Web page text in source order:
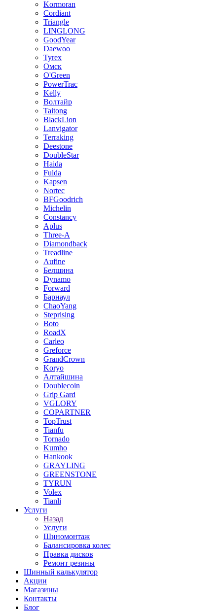
Kormoran
Cordiant
Triangle
LINGLONG
GoodYear
Daewoo
Tyrex
Омск
O'Green
PowerTrac
Kelly
Волтайр
Taitong
BlackLion
Lanvigator
Terraking
Deestone
DoubleStar
Haida
Fulda
Kapsen
Nortec
BFGoodrich
Michelin
Constancy
Aplus
Three-A
Diamondback
Treadline
Aufine
Белшина
Dynamo
Forward
Барнаул
ChaoYang
Steprising
Boto
RoadX
Carleo
Greforce
GrandCrown
Koryo
Алтайшина
Doublecoin
Grip Gard
VGLORY
COPARTNER
TopTrust
Tianfu
Tornado
Kumho
Hankook
GRAYLING
GREENSTONE
TYRUN
Volex
Tianli
Услуги
Назад
Услуги
Шиномонтаж
Балансировка колес
Правка дисков
Ремонт резины
Шинный калькулятор
Акции
Магазины
Контакты
Блог